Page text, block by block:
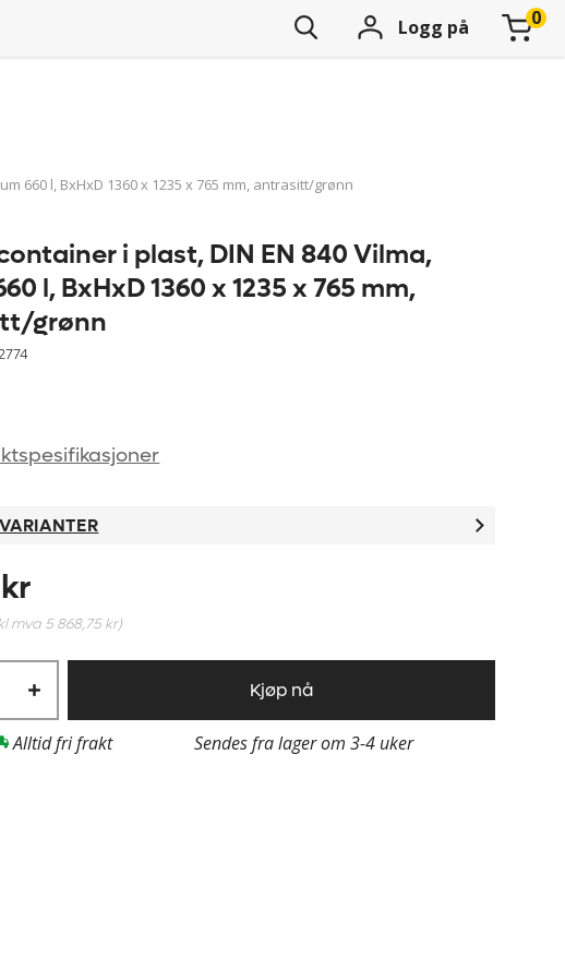
Logg på
660 l, BxHxD 1360 x 1235 x 765 mm, antrasitt/grønn
i plast, DIN EN 840 Vilma,
l, BxHxD 1360 x 1235 x 765 mm,
grønn
mva 5 868,75 kr)
Kjøp nå
Alltid fri frakt Sendes fra lager om 3-4 uker